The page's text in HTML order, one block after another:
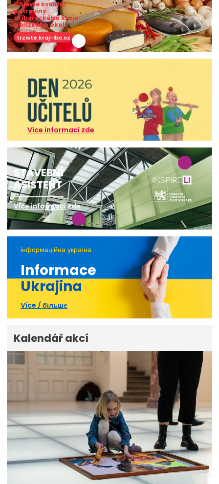
Objevte kvalitní
potraviny
z Libereckého kraje
a blízkého okolí!
trziste.kraj-lbc.cz
Více informací zde
STAVEBNÍ
ASISTENT
Více informací zde
інформаційна україна
Informace
Ukrajina
Více / більше
Kalendář akcí